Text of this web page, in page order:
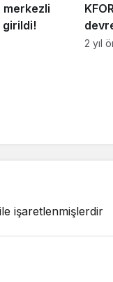
merkezli
girildi!
2 yıl
ile işaretlenmişlerdir